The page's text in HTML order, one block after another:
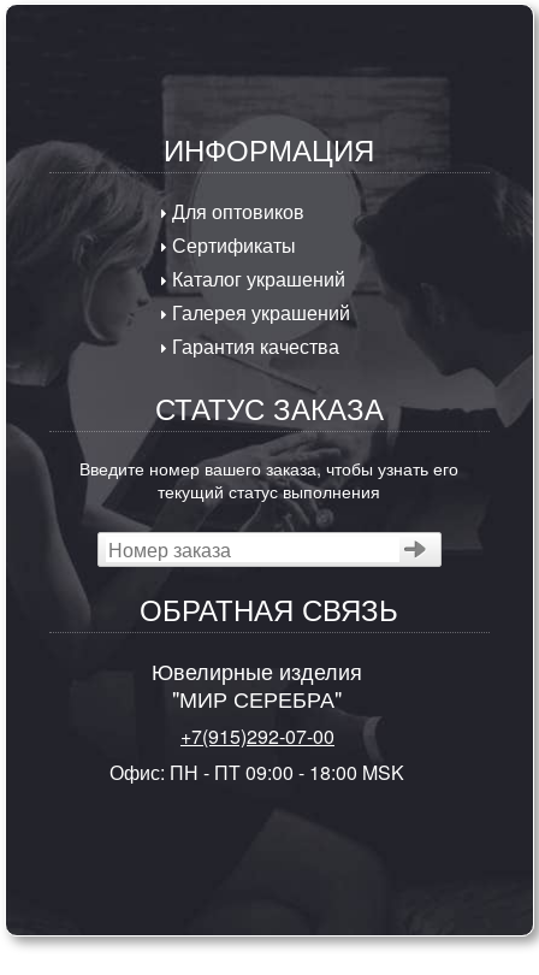
ИНФОРМАЦИЯ
Для оптовиков
Сертификаты
Каталог украшений
Галерея украшений
Гарантия качества
СТАТУС ЗАКАЗА
Введите номер вашего заказа, чтобы узнать его
текущий статус выполнения
ОБРАТНАЯ СВЯЗЬ
Ювелирные изделия
"МИР СЕРЕБРА"
+7(915)292-07-00
Офис: ПН - ПТ 09:00 - 18:00 MSK